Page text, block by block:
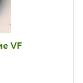
VF